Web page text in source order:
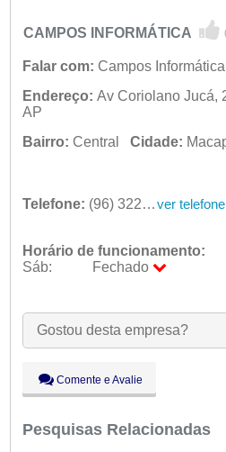
CAMPOS INFORMÁTICA
Falar com: Campos Informática
Endereço: Av Coriolano Jucá,
AP
Bairro: Central Cidade:
Telefone: (96) 3222-3762 ver telefone
Horário de funcionamento:
Sáb:
Fechado
Ter:
09:00 - 18:00
Qua:
09:00 - 18:00
Sex:
09:00 - 18:00
Sáb:
Fechado
Dom:
Fechado
Gostou desta empresa?
Comente e Avalie
Pesquisas Relacionadas